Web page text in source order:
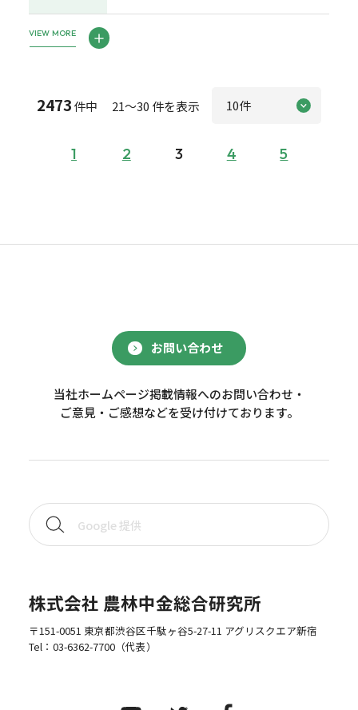
VIEW MORE
2473件中 21～30 件を表示
1 2 3 4 5
お問い合わせ
当社ホームページ掲載情報へのお問い合わせ・
ご意見・ご感想などを受け付けております。
株式会社 農林中金総合研究所
〒151-0051 東京都渋谷区千駄ヶ谷5-27-11 アグリスクエア新宿
Tel： 03-6362-7700（代表）